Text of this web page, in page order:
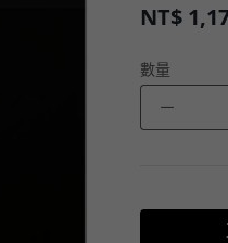
NT$
數量
－